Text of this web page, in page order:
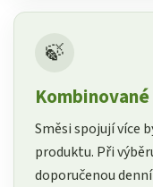
🍃
Směsi spojují více
produktu. Při
doporučenou